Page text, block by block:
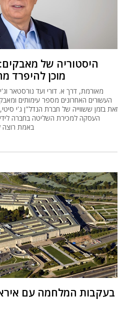
היסטוריה של
מוכן להיפרד
מאורמת, דרך א. דורי ועד נורסטאר
העשורים האחרונים מספר עימותים
זאת בזמן ששווייה של חברת הנדל"ן ג'י
העסקה למכירת השליטה בחברה
באמת רוצה
בעקבות המלחמה עם